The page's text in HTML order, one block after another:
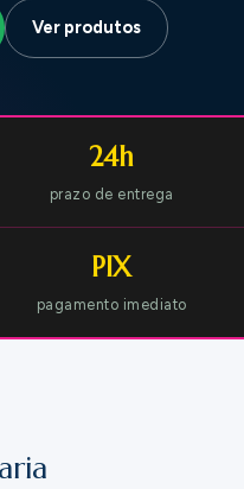
Ver produtos
24h
prazo de entrega
PIX
pagamento imediato